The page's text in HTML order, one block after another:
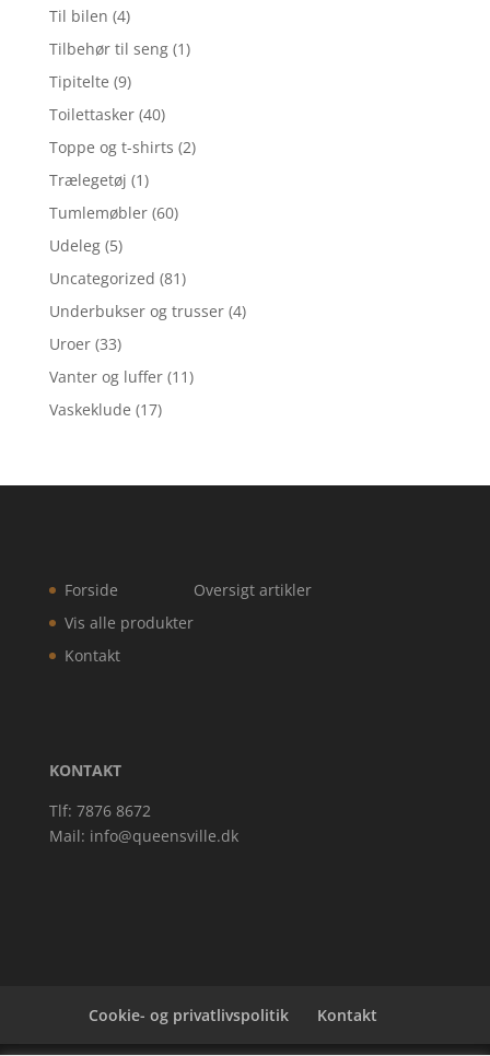
Til bilen (4)
Tilbehør til seng (1)
Tipitelte (9)
Toilettasker (40)
Toppe og t-shirts (2)
Trælegetøj (1)
Tumlemøbler (60)
Udeleg (5)
Uncategorized (81)
Underbukser og trusser (4)
Uroer (33)
Vanter og luffer (11)
Vaskeklude (17)
Forside
Vis alle produkter
Kontakt
Oversigt artikler
KONTAKT
Tlf: 7876 8672
Mail: info@queensville.dk
Cookie- og privatlivspolitik Kontakt